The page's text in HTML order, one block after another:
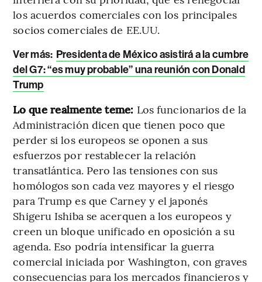
los acuerdos comerciales con los principales
socios comerciales de EE.UU.
Ver más: Presidenta de México asistirá a la cumbre
del G7: “es muy probable” una reunión con Donald
Trump
Lo que realmente teme: Los funcionarios de la
Administración dicen que tienen poco que
perder si los europeos se oponen a sus
esfuerzos por restablecer la relación
transatlántica. Pero las tensiones con sus
homólogos son cada vez mayores y el riesgo
para Trump es que Carney y el japonés
Shigeru Ishiba se acerquen a los europeos y
creen un bloque unificado en oposición a su
agenda. Eso podría intensificar la guerra
comercial iniciada por Washington, con graves
consecuencias para los mercados financieros y